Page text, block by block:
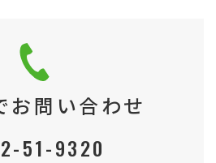
お問い合わせ
51-9320